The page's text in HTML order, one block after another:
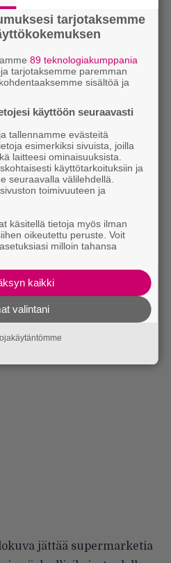
poikkileikkauksen
Usvan ja sen kätkössä
ihmisjoukolla ei
Piirityksen
ihmisten väliset
tavalla, joka enteilee
toisesta
kasvaa Vanhan
vannova rouva
jättää supermarketia
tarjotaksemme
89 teknologiakumppania
tarjotaksemme paremman
sisältöä ja
käyttöön seuraavasti
tallennamme evästeitä
esimerkiksi sivuista, joilla
laitteesi ominaisuuksista.
käyttötarkoituksiin ja
seuraavalla välilehdellä.
toimivuuteen ja
käsitellä tietoja myös ilman
oikeutettu peruste. Voit
milloin tahansa
kaikki
valintani